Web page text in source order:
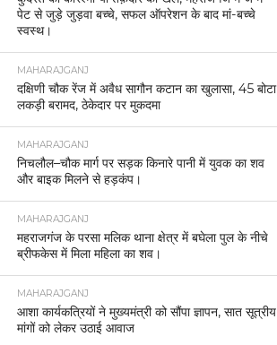
पेट से जुड़े जुड़वा बच्चे, सफल ऑपरेशन के बाद मां-बच्चे
स्वस्थ।
MAHARAJGANJ
दक्षिणी चौक रेंज में अवैध सागौन कटान का खुलासा, 45 बोटा
लकड़ी बरामद, ठेकेदार पर मुकदमा
MAHARAJGANJ
निचलौल–चौक मार्ग पर सड़क किनारे पानी में युवक का शव
और बाइक मिलने से हड़कंप।
MAHARAJGANJ
महराजगंज के परसा मलिक थाना क्षेत्र में बघेला पुल के नीचे
ब्रीफकेस में मिला महिला का शव।
MAHARAJGANJ
आशा कार्यकत्रियों ने मुख्यमंत्री को सौंपा ज्ञापन, सात सूत्रीय
मांगों को लेकर उठाई आवाज